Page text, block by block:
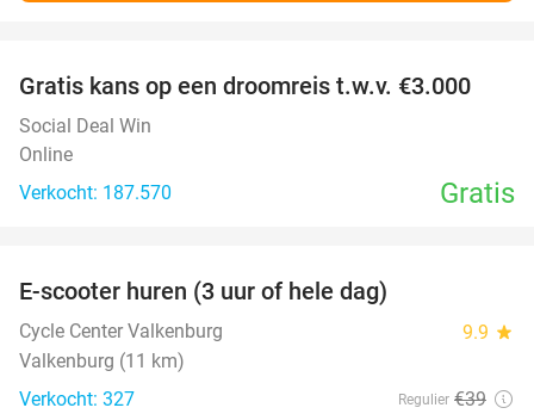
Gratis kans op een droomreis t.w.v. €3.000
Social Deal Win
Online
Verkocht: 187.570
Gratis
E-scooter huren (3 uur of hele dag)
Cycle Center Valkenburg 9.9 star
Valkenburg (11 km)
Verkocht: 327
Regulier €39